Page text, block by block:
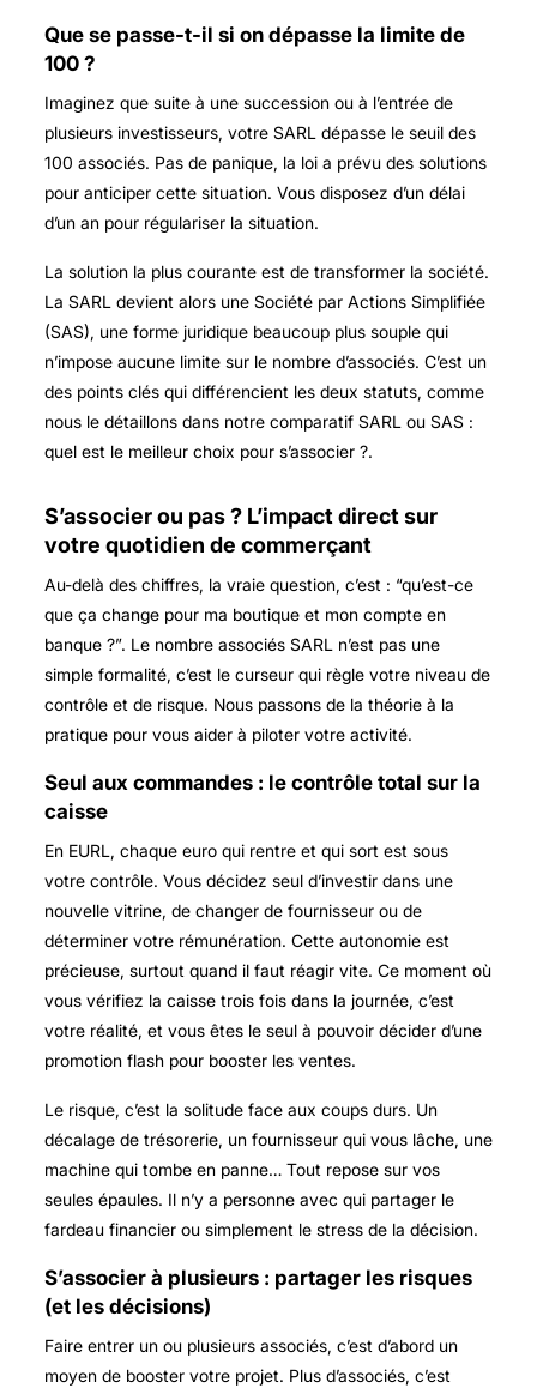
Que se passe-t-il si on dépasse la limite de
100 ?
Imaginez que suite à une succession ou à l’entrée de
plusieurs investisseurs, votre SARL dépasse le seuil des
100 associés. Pas de panique, la loi a prévu des solutions
pour anticiper cette situation. Vous disposez d’un délai
d’un an pour régulariser la situation.
La solution la plus courante est de transformer la société.
La SARL devient alors une Société par Actions Simplifiée
(SAS), une forme juridique beaucoup plus souple qui
n’impose aucune limite sur le nombre d’associés. C’est un
des points clés qui différencient les deux statuts, comme
nous le détaillons dans notre comparatif SARL ou SAS :
quel est le meilleur choix pour s’associer ?.
S’associer ou pas ? L’impact direct sur
votre quotidien de commerçant
Au-delà des chiffres, la vraie question, c’est : “qu’est-ce
que ça change pour ma boutique et mon compte en
banque ?”. Le nombre associés SARL n’est pas une
simple formalité, c’est le curseur qui règle votre niveau de
contrôle et de risque. Nous passons de la théorie à la
pratique pour vous aider à piloter votre activité.
Seul aux commandes : le contrôle total sur la
caisse
En EURL, chaque euro qui rentre et qui sort est sous
votre contrôle. Vous décidez seul d’investir dans une
nouvelle vitrine, de changer de fournisseur ou de
déterminer votre rémunération. Cette autonomie est
précieuse, surtout quand il faut réagir vite. Ce moment où
vous vérifiez la caisse trois fois dans la journée, c’est
votre réalité, et vous êtes le seul à pouvoir décider d’une
promotion flash pour booster les ventes.
Le risque, c’est la solitude face aux coups durs. Un
décalage de trésorerie, un fournisseur qui vous lâche, une
machine qui tombe en panne… Tout repose sur vos
seules épaules. Il n’y a personne avec qui partager le
fardeau financier ou simplement le stress de la décision.
S’associer à plusieurs : partager les risques
(et les décisions)
Faire entrer un ou plusieurs associés, c’est d’abord un
moyen de booster votre projet. Plus d’associés, c’est